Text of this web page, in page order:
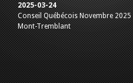
2025-03-24
Conseil Québécois Novembre 2025
Mont-Tremblant